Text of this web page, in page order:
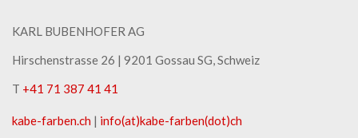
KARL BUBENHOFER AG
Hirschenstrasse 26 | ​9201 Gossau SG, Schweiz
T +41 71 387 41 41
kabe-​farben.ch | info(at)kabe-​farben(dot)ch